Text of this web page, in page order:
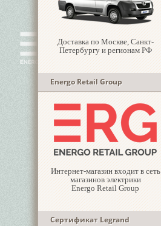
Доставка по Москве, Санкт-
Петербургу и регионам РФ
Energo Retail Group
Интернет-магазин входит в сеть
магазинов электрики
Energo Retail Group
Сертификат Legrand